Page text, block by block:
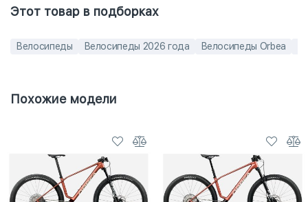
Этот товар в подборках
Велосипеды Велосипеды 2026 года Велосипеды Orbea
Похожие модели